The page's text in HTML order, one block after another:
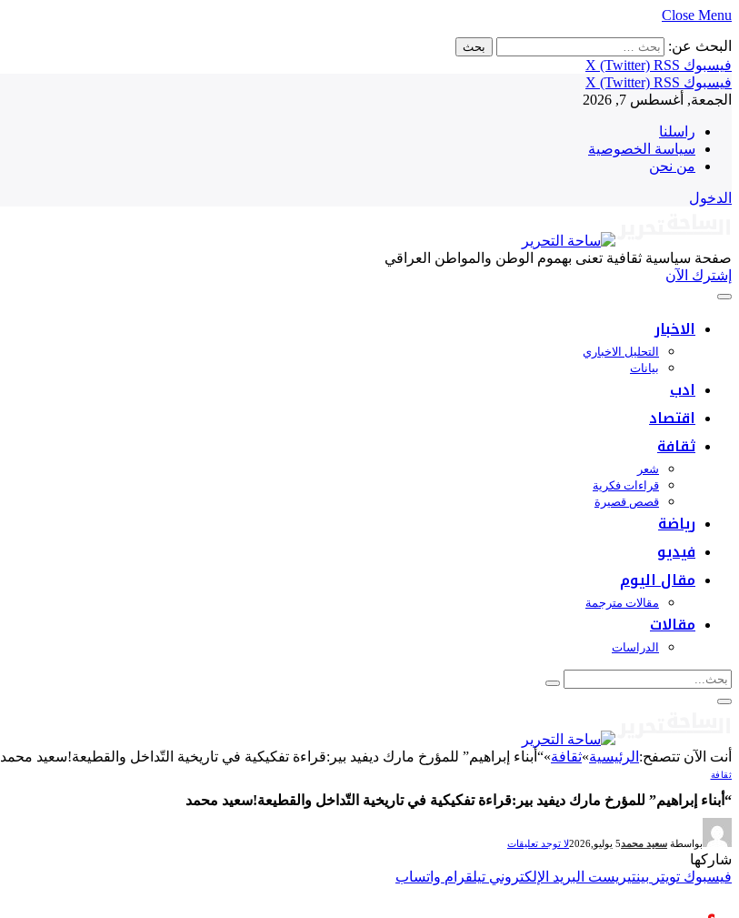
Close Menu
البحث عن:
فيسبوك
X (Twitter) RSS
فيسبوك
X (Twitter) RSS
الجمعة, أغسطس 7, 2026
راسلنا
سياسة الخصوصية
من نحن
الدخول
صفحة سياسية ثقافية تعنى بهموم الوطن والمواطن العراقي
إشترك الآن
الاخبار
التحليل الاخباري
بيانات
ادب
اقتصاد
ثقافة
شعر
قراءات فكرية
قصص قصيرة
رياضة
فيديو
مقال اليوم
مقالات مترجمة
مقالات
الدراسات
أنت الآن تتصفح: الرئيسية»ثقافة»“أبناء إبراهيم” للمؤرخ مارك ديفيد بير:قراءة تفكيكية في تاريخية التّداخل والقطيعة!سعيد محمد
ثقافة
“أبناء إبراهيم” للمؤرخ مارك ديفيد بير:قراءة تفكيكية في تاريخية التّداخل والقطيعة!سعيد محمد
بواسطة سعيد محمد5 يوليو,2026 لا توجد تعليقات
شاركها
فيسبوك تويتر بينتيريست البريد الإلكتروني تيلقرام واتساب